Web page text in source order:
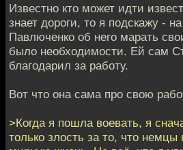
Известно кто может идти
знает дороги, то я подскажу -
Павлюченко об него марать
было необходимости. Ей сам
благодарил за работу.
Вот что она сама про свою
>Когда я пошла воевать, я
только злость за то, что